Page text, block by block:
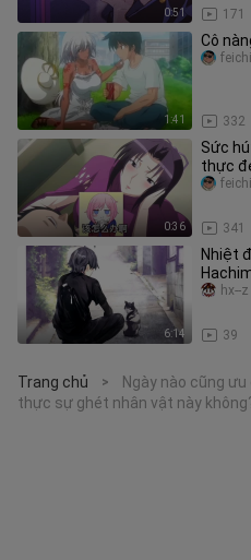
0:51 171
1:41
Cô
332
0:36
Sức
thực
mẩn
341
6:14
Nhiệt
39
hx--z
Trang chủ >
Ngày nào cũng
thực sự ghét nhân vật này